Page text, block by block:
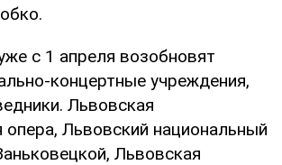
с 1 апреля возобновят
концертные учреждения,
Львовская
опера, Львовский национальный
Львовская